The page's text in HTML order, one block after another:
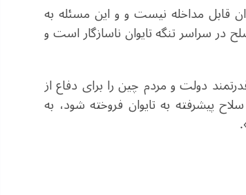
قابل مداخله نیست و و این مسئله به
در سراسر تنگه تایوان ناسازگار است و
دولت و مردم چین را برای دفاع از
به تایوان فروخته شود، به